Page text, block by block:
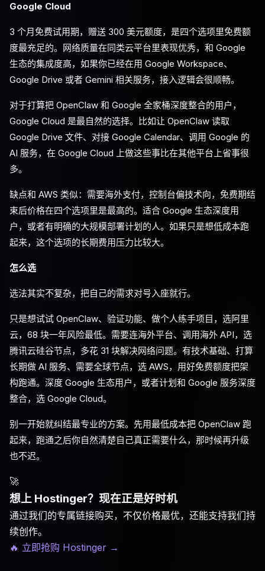
Google Cloud
3 个月免费试用期，赠送 300 美元额度，是四个选项里免费额
度最充足的。网络质量在同类云平台里表现优秀，和 Google
生态的集成度高，如果你已经在用 Google Workspace、
Google Drive 或者 Gemini 相关服务，接入逻辑会很顺畅。
对于打算把 OpenClaw 和 Google 全家桶深度整合的用户，
Google Cloud 是最自然的选择。比如让 OpenClaw 读取
Google Drive 文件、对接 Google Calendar、调用 Google 的
AI 服务，在 Google Cloud 上做这些事比在其他平台上省事很
多。
缺点和 AWS 类似：需要海外支付，控制台偏技术向，免费期结
束后价格在四个选项里是最高的。适合 Google 生态深度用
户，或者有明确的大规模部署计划的人。如果只是想低成本跑
起来，这个选项的长期费用压力比较大。
怎么选
选法其实不复杂，把自己的需求对号入座就行。
只是想试试 OpenClaw、验证功能、做个人练手项目，选阿里
云，68 块一年风险最低。需要连海外平台、调用海外 API，选
腾讯云硅谷节点，多花 31 块解决网络问题。有技术基础、打算
长期做 AI 服务、需要全球节点，选 AWS，用好免费额度把架
构跑通。深度 Google 生态用户，或者计划和 Google 服务深度
整合，选 Google Cloud。
别一开始就纠结最专业的方案。先用最低成本把 OpenClaw 跑
起来，跑通之后你自然清楚自己真正需要什么，那时候再升级
也不迟。
🚀
想上 Hostinger？现在正是好时机
通过我们的专属链接购买，不仅价格最优，还能支持我们持
续创作。
🔥 立即抢购 Hostinger →